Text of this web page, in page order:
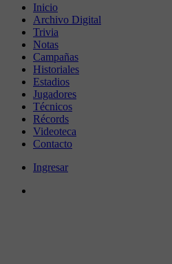
Inicio
Archivo Digital
Trivia
Notas
Campañas
Historiales
Estadios
Jugadores
Técnicos
Récords
Videoteca
Contacto
Ingresar